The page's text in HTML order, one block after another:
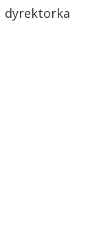
dyrektorka